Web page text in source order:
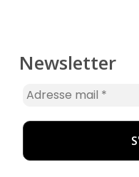
Newsletter